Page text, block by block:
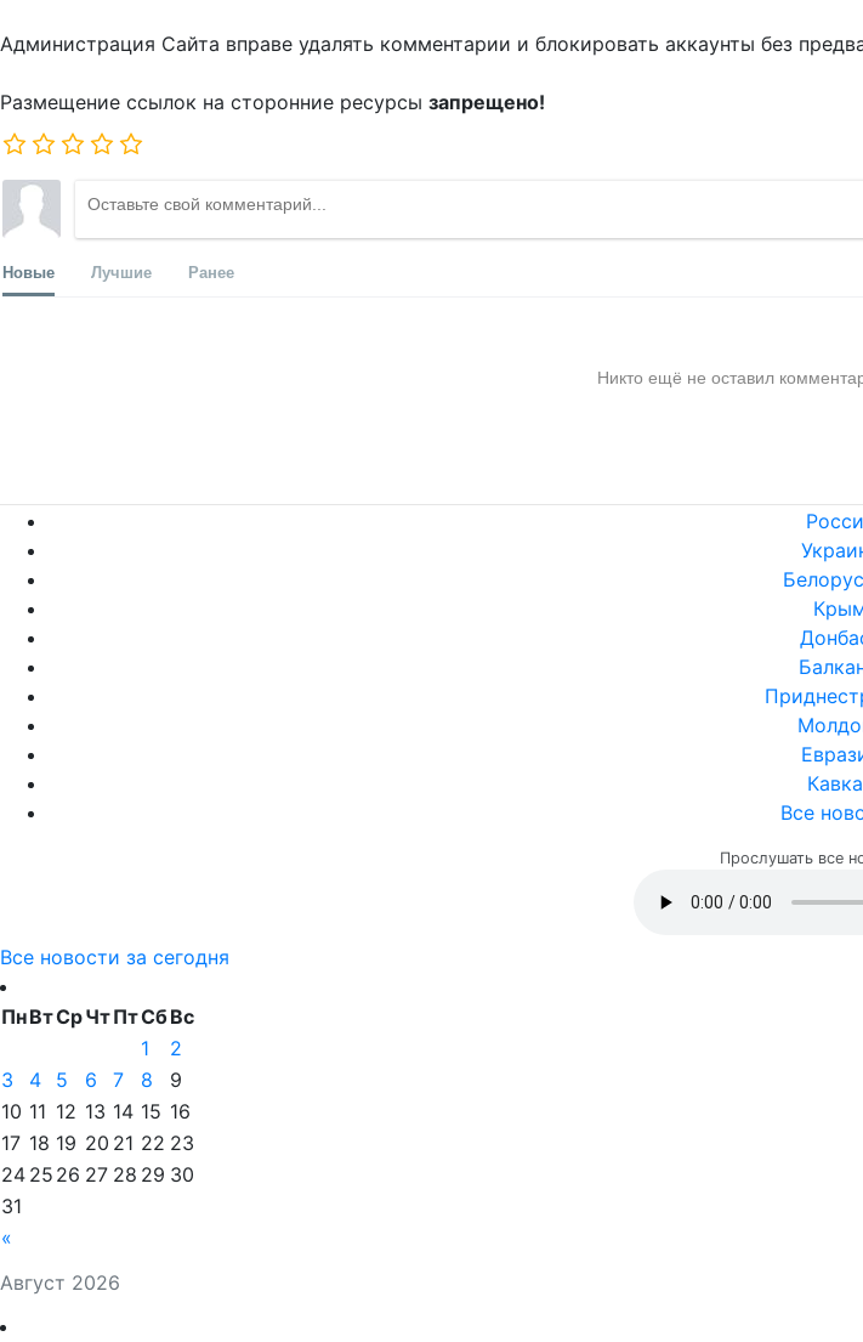
Администрация Сайта вправе удалять комментарии и блокировать аккаунты без
Размещение ссылок на сторонние ресурсы запрещено!
Новые Лучшие Ранее
Никто ещё не оставил
Все
Прослушать все
Все новости за сегодня
Август 2026
ПнВтСрЧтПтСбВс
«
1
2
3
4 5 6 7 8
9
10 11 12 13 14 15 16
17 18 19 20 21 22 23
24 25 26 27 28 29 30
31